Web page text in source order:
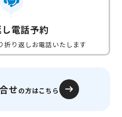
電話予約
折り返しお電話いたします
せの方はこちら